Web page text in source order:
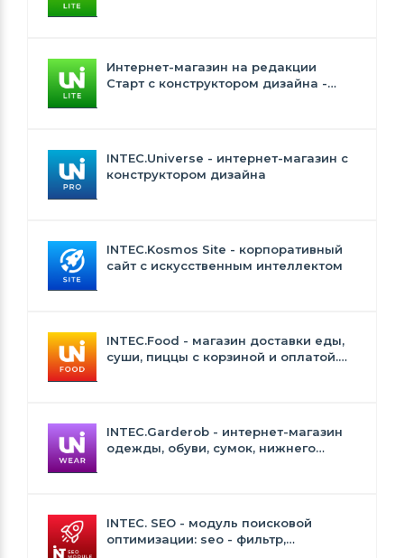
Интернет-магазин на редакции
Старт с конструктором дизайна -
INTEC.Universe - интернет-магазин с
конструктором дизайна
INTEC.Kosmos Site - корпоративный
сайт с искусственным интеллектом
INTEC.Food - магазин доставки еды,
суши, пиццы с корзиной и оплатой.
INTEC.Garderob - интернет-магазин
одежды, обуви, сумок, нижнего
INTEC. SEO - модуль поисковой
оптимизации: seo - фильтр,